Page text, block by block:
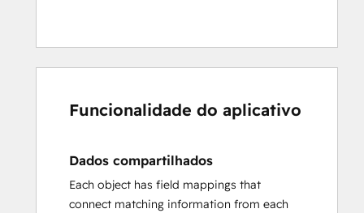
Funcionalidade do aplicativo
Dados compartilhados
Each object has field mappings that
connect matching information from each